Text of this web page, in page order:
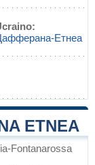
Етнеа
ETNEA
Fontanarossa